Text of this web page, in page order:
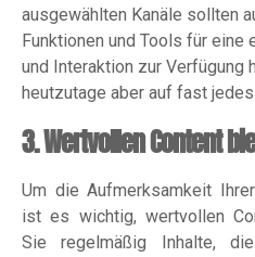
ausgewählten Kanäle sollten
Funktionen und Tools für
und Interaktion zur Verfügung
heutzutage aber auf fast
3. Wertvollen Content
Um die Aufmerksamkeit Ihrer
ist es wichtig, wertvollen
Sie regelmäßig Inhalte,